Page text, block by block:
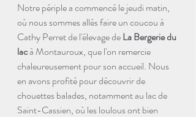
Notre périple a commencé le jeudi matin,
où nous sommes allés faire un coucou à
Cathy Perret de l'élevage deLa Bergerie du
lacà Montauroux, que l'on remercie
chaleureusement pour son accueil. Nous
en avons profité pour découvrir de
chouettes balades, notamment au lac de
Saint-Cassien, où les loulous ont bien